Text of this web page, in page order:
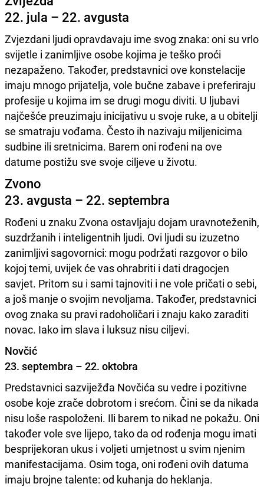
22. jula – 22. avgusta
Zvjezdani ljudi opravdavaju ime svog znaka: oni su vrlo
svijetle i zanimljive osobe kojima je teško proći
nezapaženo. Također, predstavnici ove konstelacije
imaju mnogo prijatelja, vole bučne zabave i preferiraju
profesije u kojima im se drugi mogu diviti. U ljubavi
najčešće preuzimaju inicijativu u svoje ruke, a u obitelji
se smatraju vođama. Često ih nazivaju miljenicima
sudbine ili sretnicima. Barem oni rođeni na ove
datume postižu sve svoje ciljeve u životu.
Zvono
23. avgusta – 22. septembra
Rođeni u znaku Zvona ostavljaju dojam uravnoteženih,
suzdržanih i inteligentnih ljudi. Ovi ljudi su izuzetno
zanimljivi sagovornici: mogu podržati razgovor o bilo
kojoj temi, uvijek će vas ohrabriti i dati dragocjen
savjet. Pritom su i sami tajnoviti i ne vole pričati o sebi,
a još manje o svojim nevoljama. Također, predstavnici
ovog znaka su pravi radoholičari i znaju kako zaraditi
novac. Iako im slava i luksuz nisu ciljevi.
Novčić
23. septembra – 22. oktobra
Predstavnici sazviježđa Novčića su vedre i pozitivne
osobe koje zrače dobrotom i srećom. Čini se da nikada
nisu loše raspoloženi. Ili barem to nikad ne pokažu. Oni
također vole sve lijepo, tako da od rođenja mogu imati
besprijekoran ukus i voljeti umjetnost u svim njenim
manifestacijama. Osim toga, oni rođeni ovih datuma
imaju brojne talente: od kuhanja do heklanja.